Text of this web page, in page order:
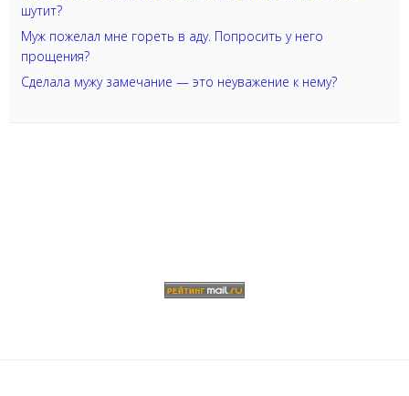
шутит?
Муж пожелал мне гореть в аду. Попросить у него
прощения?
Сделала мужу замечание — это неуважение к нему?